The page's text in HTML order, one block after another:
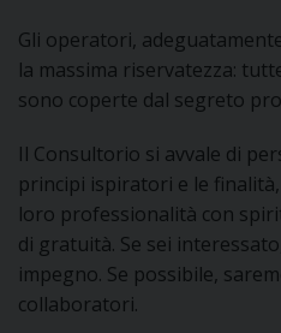
Gli operatori,
la massima riservatezza:
sono coperte dal segreto
Il Consultorio si avvale di
principi ispiratori e le
loro professionalità con
di gratuità. Se sei
impegno. Se possibile,
collaboratori.